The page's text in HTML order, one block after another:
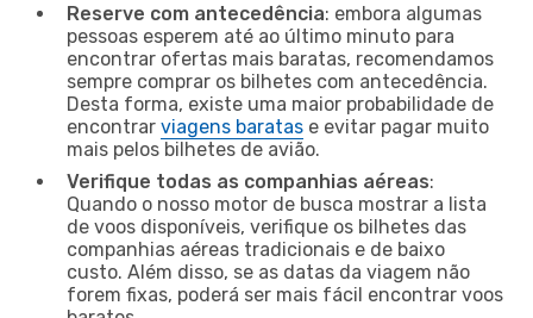
Reserve com antecedência: embora algumas
pessoas esperem até ao último minuto para
encontrar ofertas mais baratas, recomendamos
sempre comprar os bilhetes com antecedência.
Desta forma, existe uma maior probabilidade de
encontrar viagens baratas e evitar pagar muito
mais pelos bilhetes de avião.
Verifique todas as companhias aéreas:
Quando o nosso motor de busca mostrar a lista
de voos disponíveis, verifique os bilhetes das
companhias aéreas tradicionais e de baixo
custo. Além disso, se as datas da viagem não
forem fixas, poderá ser mais fácil encontrar voos